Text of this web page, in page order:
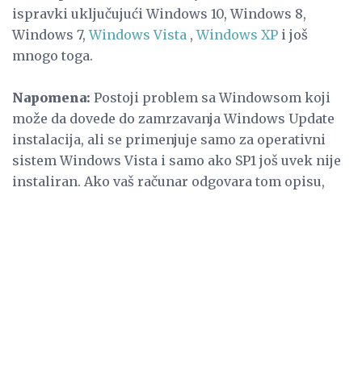
ispravki uključujući Windows 10, Windows 8,
Windows 7,Windows Vista ,Windows XP i još
mnogo toga.
Napomena: Postoji problem sa Windowsom koji
može da dovede do zamrzavanja Windows Update
instalacija, ali se primenjuje samo za operativni
sistem Windows Vista i samo ako SP1 još uvek nije
instaliran. Ako vaš računar odgovara tom opisu,